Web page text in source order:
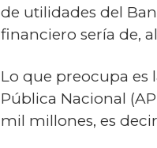
de utilidades del
financiero sería de,
Lo que preocupa es
Pública Nacional
mil millones, es